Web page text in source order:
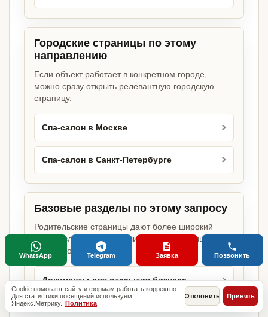
Городские страницы по этому
направлению
Если объект работает в конкретном городе,
можно сразу открыть релевантную городскую
страницу.
Спа-салон в Москве
Спа-салон в Санкт-Петербурге
Базовые разделы по этому запросу
Родительские страницы дают более широкий
обзор услуги, объекта или региона без лишних
переходов.
Документы для открытия бизнеса
Cookie помогают сайту и формам работать корректно.
Для статистики посещений используем
Яндекс.Метрику. Политика
Отклонить Принять
WhatsApp Telegram Заявка Позвонить